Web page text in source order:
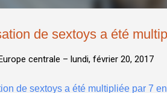
de sextoys a été
centrale – lundi, février 20, 2017
de sextoys a été multipliée par 7